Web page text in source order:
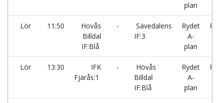
plan
Lör 11:50
Hovås
Billdal
IF:Blå
-
Sävedalens
IF:3
Rydet
A-
plan
Lör 13:30
IFK
Fjärås:1
-
Hovås
Billdal
IF:Blå
Rydet
A-
plan